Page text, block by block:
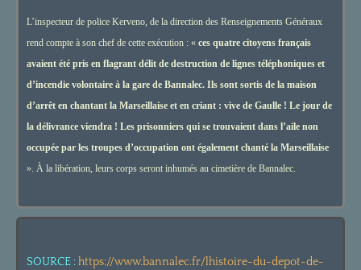
L’inspecteur de police Kerveno, de la direction des Renseignements Généraux
rend compte à son chef de cette exécution : « ces quatre citoyens français
avaient été pris en flagrant délit de destruction de lignes téléphoniques et
d’incendie volontaire à la gare de Bannalec. Ils sont sortis de la maison
d’arrêt en chantant la Marseillaise et en criant : vive de Gaulle ! Le jour de
la délivrance viendra ! Les prisonniers qui se trouvaient dans l’aile non
occupée par les troupes d’occupation ont également chanté la Marseillaise
». À la libération, leurs corps seront inhumés au cimetière de Bannalec.
SOURCE : https://www.bannalec.fr/lhistoire-du-depot-de-